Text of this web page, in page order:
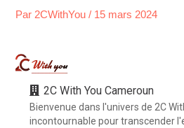
Par 2CWithYou/ 15 mars 2024
2C With You Cameroun
Bienvenue dans l'univers de 2C
incontournable pour transcender